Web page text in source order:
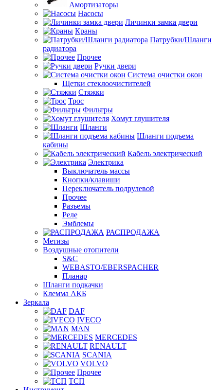
Амортизаторы
Насосы
Личинки замка двери
Краны
Патрубки/Шланги
радиатора
Прочее
Ручки двери
Система очистки окон
Щетки стеклоочистителей
Стяжки
Трос
Фильтры
Хомут глушителя
Шланги
Шланги подъема
кабины
Кабель электрический
Электрика
Выключатель массы
Кнопки/клавиши
Переключатель подрулевой
Прочее
Разъемы
Реле
Эмблемы
РАСПРОДАЖА
Метизы
Воздушные отопители
S&C
WEBASTO/EBERSPACHER
Планар
Шланги подкачки
Клемма АКБ
Зеркала
DAF
IVECO
MAN
MERCEDES
RENAULT
SCANIA
VOLVO
Прочее
ТСП